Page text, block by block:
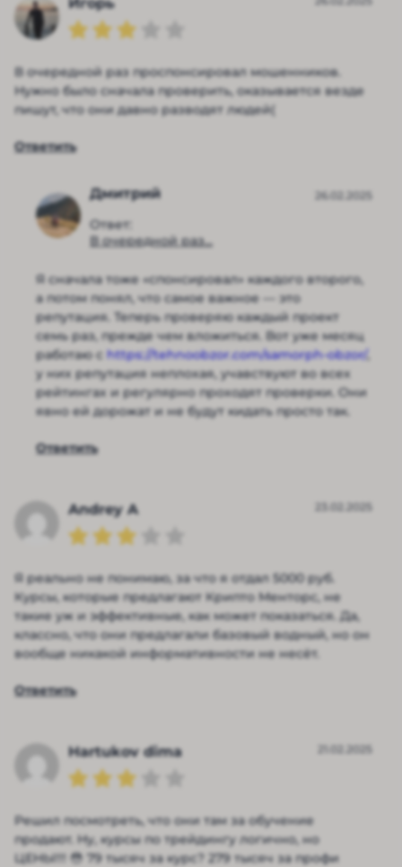
В очередной раз проспонсировал мошенников.
Нужно было сначала проверить, оказывается везде
пишут, что они давно разводят людей(
Ответить
Дмитрий
Ответ:
В очередной раз...
26.02.2025
Я сначала тоже «спонсировал» каждого второго,
а потом понял, что самое важное — это
репутация. Теперь проверяю каждый проект
семь раз, прежде чем вложиться. Вот уже месяц
работаю с https://tehnoobzor.com/samorph-obzor/
у них репутация неплохая, учавствуют во всех
рейтингах и регулярно проходят проверки. Они
явно ей дорожат и не будут кидать просто так.
Ответить
Andrey A 23.02.2025
Я реально не понимаю, за что я отдал 5000 руб.
Курсы, которые предлагают Крипто Менторс, не
такие уж и эффективные, как может показаться. Да,
классно, что они предлагали базовый водный, но он
вообще никакой информативности не несёт.
Ответить
Hartukov dima 21.02.2025
Решил посмотреть, что они там за обучение
продают. Ну, курсы по трейдингу логично, но
ЦЕНЫ!!! 😳 79 тысяч за курс? 279 тысяч за профи